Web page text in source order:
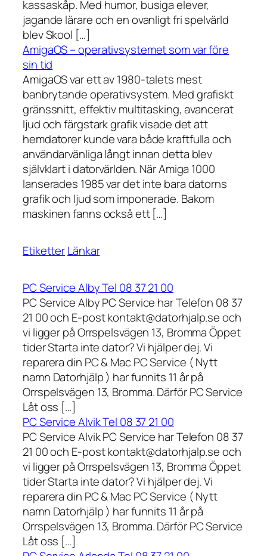
kassaskåp. Med humor, busiga elever,
jagande lärare och en ovanligt fri spelvärld
blev Skool […]
AmigaOS – operativsystemet som var före
sin tid
AmigaOS var ett av 1980-talets mest
banbrytande operativsystem. Med grafiskt
gränssnitt, effektiv multitasking, avancerat
ljud och färgstark grafik visade det att
hemdatorer kunde vara både kraftfulla och
användarvänliga långt innan detta blev
självklart i datorvärlden. När Amiga 1000
lanserades 1985 var det inte bara datorns
grafik och ljud som imponerade. Bakom
maskinen fanns också ett […]
EtiketterLänkar
PC Service Alby Tel 08 37 21 00
PC Service Alby PC Service har Telefon 08 37
21 00 och E-post kontakt@datorhjalp.se och
vi ligger på Orrspelsvägen 13, Bromma Öppet
tider Starta inte dator? Vi hjälper dej. Vi
reparera din PC & Mac PC Service ( Nytt
namn Datorhjälp ) har funnits 11 år på
Orrspelsvägen 13, Bromma. Därför PC Service
Låt oss […]
PC Service Alvik Tel 08 37 21 00
PC Service Alvik PC Service har Telefon 08 37
21 00 och E-post kontakt@datorhjalp.se och
vi ligger på Orrspelsvägen 13, Bromma Öppet
tider Starta inte dator? Vi hjälper dej. Vi
reparera din PC & Mac PC Service ( Nytt
namn Datorhjälp ) har funnits 11 år på
Orrspelsvägen 13, Bromma. Därför PC Service
Låt oss […]